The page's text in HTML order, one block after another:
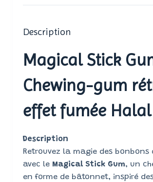
Description
Magical Stick
Chewing-gum
effet fumée Halal
Description
Retrouvez la magie des bonbons
avec le Magical Stick Gum, un
en forme de bâtonnet, inspiré